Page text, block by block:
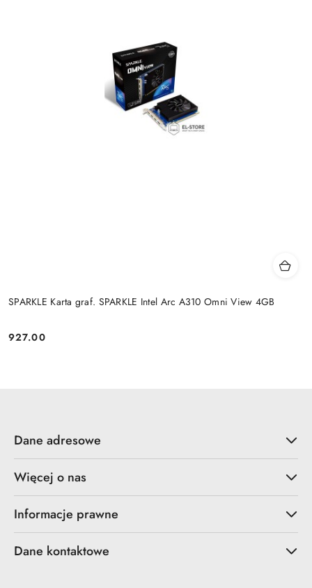
SPARKLE Karta graf. SPARKLE Intel Arc A310 Omni View 4GB
Cena:
927.00
Dane adresowe
Więcej o nas
Informacje prawne
Dane kontaktowe